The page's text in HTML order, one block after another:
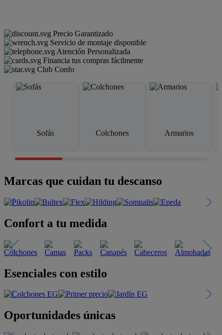
Precio Garantizado
Servicio de montaje disponible
Atención Personalizada
Financia tus compras fácilmente
Club Confo
Sofás Colchones Armarios
Marcas que cuidan tu descanso
Confort a tu medida
Esenciales con estilo
Oportunidades únicas